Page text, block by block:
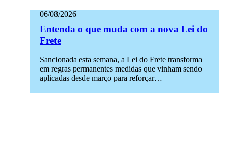
06/08/2026
Entenda o que muda com a nova Lei do
Frete
Sancionada esta semana, a Lei do Frete transforma
em regras permanentes medidas que vinham sendo
aplicadas desde março para reforçar…